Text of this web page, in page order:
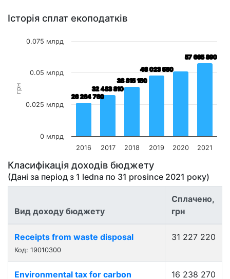
Історія сплат екоподатків
грн
26 264 760
26 264 760
32 483 810
32 483 810
38 815 150
38 815 150
48 023 550
48 023 550
57 665 890
57 665 890
2016 2017 2018 2019 2020 2021
0 млрд
0.025 млрд
0.05 млрд
0.075 млрд
Класифікація доходів бюджету
(Дані за період з 1 ledna по 31 prosince 2021 року)
Вид доходу бюджету
Сплачено,
грн
Receipts from waste disposal
Код: 19010300
31 227 220
Environmental tax for carbon
16 238 270